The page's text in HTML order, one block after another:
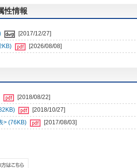
性情報
[2017/12/27]
[2026/08/08]
[2018/08/22]
[2018/10/27]
> (76KB)
[2017/08/03]